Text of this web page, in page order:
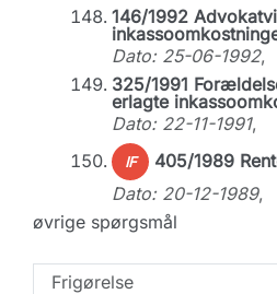
146/1992
Dato: 25-06-1992,
325/1991
erlagte
Dato: 22-11-1991,
IF
405/1989
Dato: 20-12-1989,
øvrige spørgsmål
Frigørelse